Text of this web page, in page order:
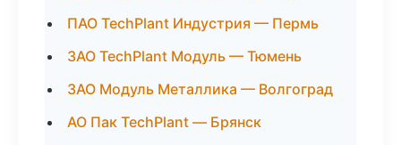
ПАО TechPlant Индустрия — Пермь
ЗАО TechPlant Модуль — Тюмень
ЗАО Модуль Металлика — Волгоград
АО Пак TechPlant — Брянск